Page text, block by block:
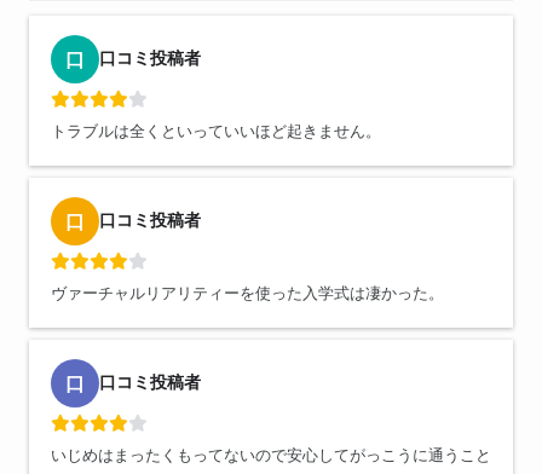
口 口コミ投稿者
トラブルは全くといっていいほど起きません。
口 口コミ投稿者
ヴァーチャルリアリティーを使った入学式は凄かった。
口 口コミ投稿者
いじめはまったくもってないので安心してがっこうに通うこと